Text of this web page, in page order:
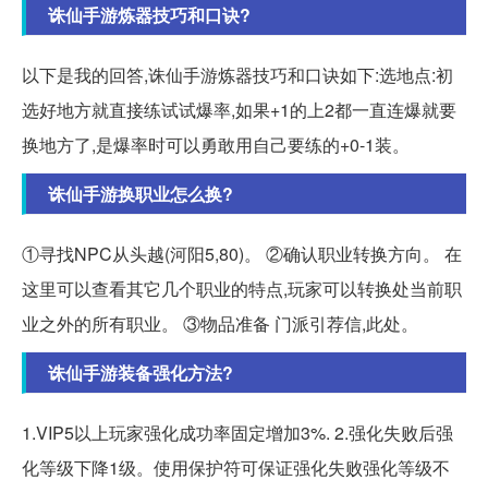
诛仙手游炼器技巧和口诀?
以下是我的回答,诛仙手游炼器技巧和口诀如下:选地点:初
选好地方就直接练试试爆率,如果+1的上2都一直连爆就要
换地方了,是爆率时可以勇敢用自己要练的+0-1装。
诛仙手游换职业怎么换?
①寻找NPC从头越(河阳5,80)。 ②确认职业转换方向。 在
这里可以查看其它几个职业的特点,玩家可以转换处当前职
业之外的所有职业。 ③物品准备 门派引荐信,此处。
诛仙手游装备强化方法?
1.VIP5以上玩家强化成功率固定增加3%. 2.强化失败后强
化等级下降1级。使用保护符可保证强化失败强化等级不